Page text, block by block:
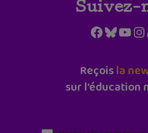
Suivez-
Facebook
Reçoisla
sur l'éducation